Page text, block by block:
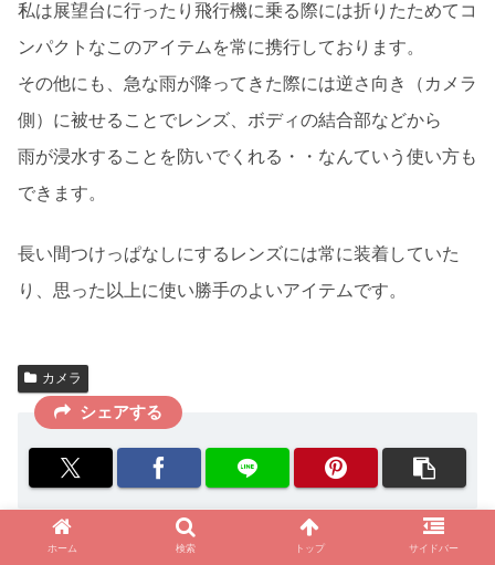
私は展望台に行ったり飛行機に乗る際には折りたためてコ
ンパクトなこのアイテムを常に携行しております。
その他にも、急な雨が降ってきた際には逆さ向き（カメラ
側）に被せることでレンズ、ボディの結合部などから
雨が浸水することを防いでくれる・・なんていう使い方も
できます。
長い間つけっぱなしにするレンズには常に装着していた
り、思った以上に使い勝手のよいアイテムです。
カメラ
シェアする
ホーム 検索 トップ サイドバー